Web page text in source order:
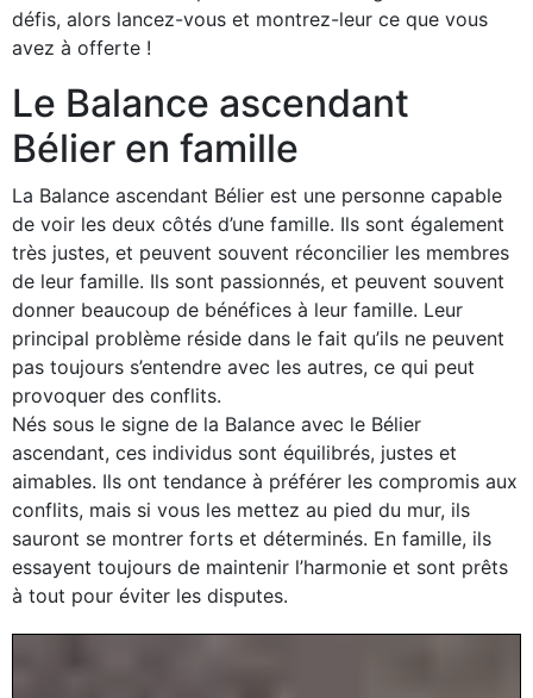
défis, alors lancez-vous et montrez-leur ce que vous
avez à offerte !
Le Balance ascendant
Bélier en famille
La Balance ascendant Bélier est une personne capable
de voir les deux côtés d’une famille. Ils sont également
très justes, et peuvent souvent réconcilier les membres
de leur famille. Ils sont passionnés, et peuvent souvent
donner beaucoup de bénéfices à leur famille. Leur
principal problème réside dans le fait qu’ils ne peuvent
pas toujours s’entendre avec les autres, ce qui peut
provoquer des conflits.
Nés sous le signe de la Balance avec le Bélier
ascendant, ces individus sont équilibrés, justes et
aimables. Ils ont tendance à préférer les compromis aux
conflits, mais si vous les mettez au pied du mur, ils
sauront se montrer forts et déterminés. En famille, ils
essayent toujours de maintenir l’harmonie et sont prêts
à tout pour éviter les disputes.